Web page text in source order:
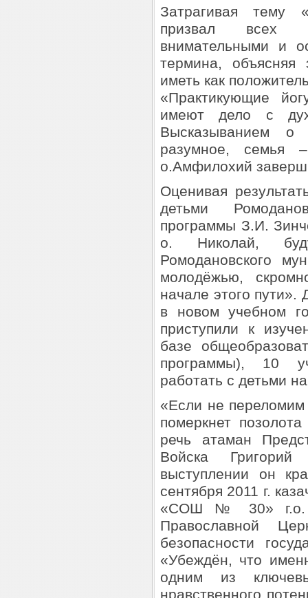
Затрагивая тему
призвал всех
внимательными и
термина, объясняя
иметь как
«Практикующие
имеют дело с
Высказыванием
разумное, семья
о.Амфилохий
Оценивая
детьми
программы З.И.
о. Николай,
Ромодановского
молодёжью,
начале этого
в новом учебном
приступили к
базе
программы), 10
работать с детьми
«Если не
померкнет
речь атаман
Войска
выступлении он
сентября 2011 г.
«СОШ № 30» г.о.
Православной
безопасности
«Убеждён, что
одним из
нравственного